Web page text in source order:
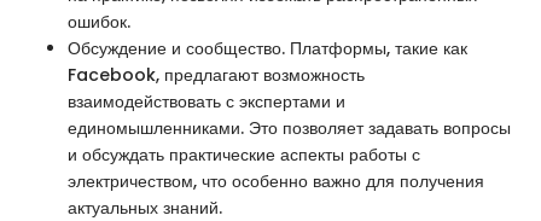
ошибок.
Обсуждение и сообщество. Платформы, такие как
Facebook, предлагают возможность
взаимодействовать с экспертами и
единомышленниками. Это позволяет задавать вопросы
и обсуждать практические аспекты работы с
электричеством, что особенно важно для получения
актуальных знаний.